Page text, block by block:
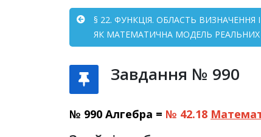
§ 22. ФУНКЦІЯ. ОБЛАСТЬ
ЯК МАТЕМАТИЧНА МОДЕЛЬ РЕАЛЬНИХ
Завдання № 990
№ 990 Алгебра = № 42.18